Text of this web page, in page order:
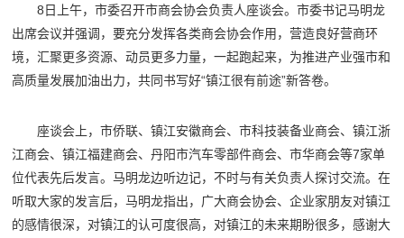
8日上午，市委召开市商会协会负责人座谈会。市委书记马明龙
出席会议并强调，要充分发挥各类商会协会作用，营造良好营商环
境，汇聚更多资源、动员更多力量，一起跑起来，为推进产业强市和
高质量发展加油出力，共同书写好“镇江很有前途”新答卷。
座谈会上，市侨联、镇江安徽商会、市科技装备业商会、镇江浙
江商会、镇江福建商会、丹阳市汽车零部件商会、市华商会等7家单
位代表先后发言。马明龙边听边记，不时与有关负责人探讨交流。在
听取大家的发言后，马明龙指出，广大商会协会、企业家朋友对镇江
的感情很深，对镇江的认可度很高，对镇江的未来期盼很多，感谢大